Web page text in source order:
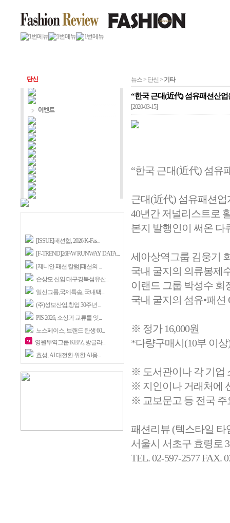
단신
[ISSUE]패션협, 2026 K-Fas...
[F-TREND]26F/W RUNWAY DATA...
[제니안 패션 칼럼]패션의 ...
손상모 신임 대구경북섬유산...
일신그룹,국제특송, 국내택...
(주)성보산업,창업 30주년 ...
PIS 2026, 소싱과 교류를 잇...
노스페이스, 브랜드 탄생 60...
영원무역그룹 KEPZ, 방글라...
효성, AI 대전환 위한 AI융...
뉴스 > 단신 > 기타
“한국 근대(近代) 섬유패션산
[2020-03-15]
“한국 근대(近代) 섬유
근대(近代) 섬유패션업
40년간 저널리스트로
본지 발행인이 써온 다
세아상역그룹 김웅기
국내 굴지의 의류봉제
이랜드 그룹 박성수 회
국내 굴지의 섬유•패션
※ 정가 16,000원
*다량구매시(10부 이상
※ 도서관이나 각 기업
※ 지인이나 거래처에
※ 교보문고 등 전국 주
패션리뷰 (텍스타일 타
서울시 서초구 효령로
TEL. 02-597-2577 FAX.